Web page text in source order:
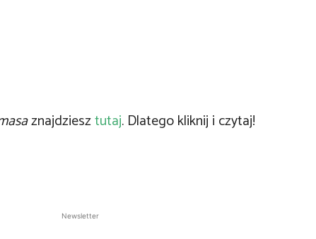
znajdziesztutaj. Dlatego kliknij i czytaj!
Newsletter